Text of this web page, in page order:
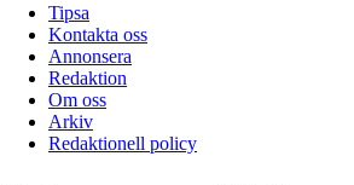
Tipsa
Kontakta oss
Annonsera
Redaktion
Om oss
Arkiv
Redaktionell policy